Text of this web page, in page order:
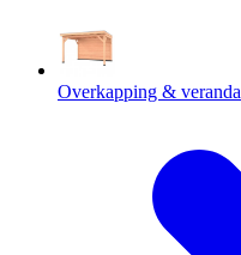
Overkapping & veranda